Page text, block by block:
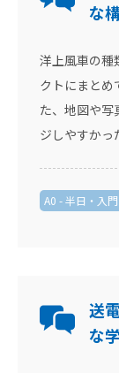
な
洋上風車の種
クトにまとめ
た、地図や写
ジしやすかっ
A0 - 半日・入
送
な